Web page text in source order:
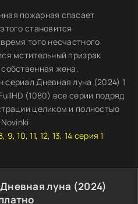
пожарная спасает
становится
того несчастного
мстительный призрак
жена.
Дневная луна (2024) 1
(1080) все серии подряд
целиком и полностью
10, 11, 12, 13, 14 серия 1
луна (2024)